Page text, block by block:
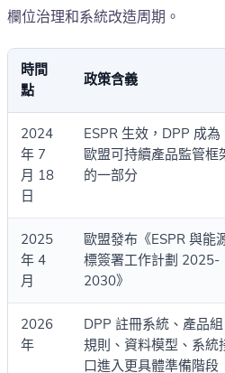
欄位治理和系統改造周期。
時間
點
政策含義
2024
年 7
月 18
日
ESPR 生效，DPP 成為
歐盟可持續產品監管框
的一部分
2025
年 4
月
歐盟發布《ESPR 與能
標簽署工作計劃 2025-
2030》
2026
年
DPP 註冊系統、產品組
規則、資料模型、系統
口進入更具體準備階段